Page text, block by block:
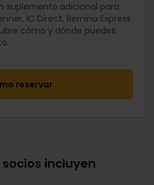
suplemento adicional para
IC Direct, Bernina Express
cómo y dónde puedes
reservar
incluyen